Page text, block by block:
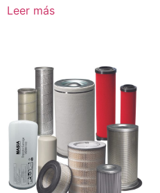
Leer más